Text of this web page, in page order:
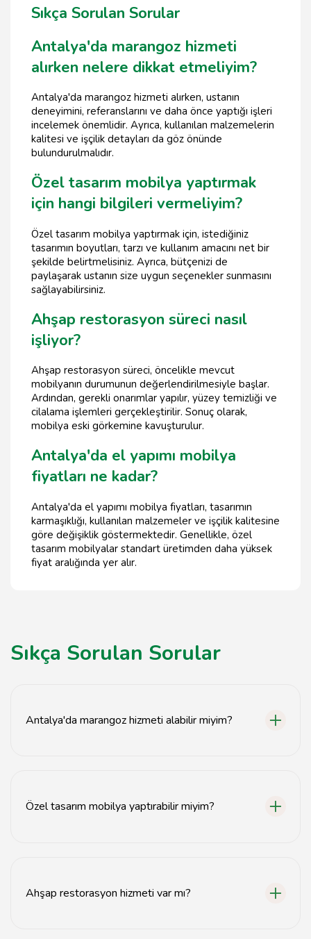
Sıkça Sorulan Sorular
Antalya'da marangoz hizmeti
alırken nelere dikkat etmeliyim?
Antalya'da marangoz hizmeti alırken, ustanın
deneyimini, referanslarını ve daha önce yaptığı işleri
incelemek önemlidir. Ayrıca, kullanılan malzemelerin
kalitesi ve işçilik detayları da göz önünde
bulundurulmalıdır.
Özel tasarım mobilya yaptırmak
için hangi bilgileri vermeliyim?
Özel tasarım mobilya yaptırmak için, istediğiniz
tasarımın boyutları, tarzı ve kullanım amacını net bir
şekilde belirtmelisiniz. Ayrıca, bütçenizi de
paylaşarak ustanın size uygun seçenekler sunmasını
sağlayabilirsiniz.
Ahşap restorasyon süreci nasıl
işliyor?
Ahşap restorasyon süreci, öncelikle mevcut
mobilyanın durumunun değerlendirilmesiyle başlar.
Ardından, gerekli onarımlar yapılır, yüzey temizliği ve
cilalama işlemleri gerçekleştirilir. Sonuç olarak,
mobilya eski görkemine kavuşturulur.
Antalya'da el yapımı mobilya
fiyatları ne kadar?
Antalya'da el yapımı mobilya fiyatları, tasarımın
karmaşıklığı, kullanılan malzemeler ve işçilik kalitesine
göre değişiklik göstermektedir. Genellikle, özel
tasarım mobilyalar standart üretimden daha yüksek
fiyat aralığında yer alır.
Sıkça Sorulan Sorular
Antalya'da marangoz hizmeti alabilir miyim?
Özel tasarım mobilya yaptırabilir miyim?
Ahşap restorasyon hizmeti var mı?